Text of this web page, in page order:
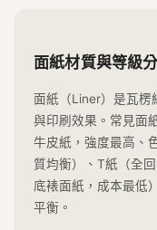
面紙材質與等級
面紙（Liner）是瓦楞
與印刷效果。常見面
牛皮紙，強度最高、
質均衡）、T紙（全
底裱面紙，成本最低
平衡。